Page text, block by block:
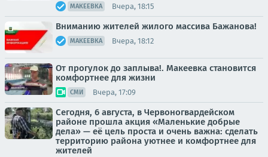
МАКЕЕВКА Вчера, 18:15
Вниманию жителей жилого массива Бажанова!
МАКЕЕВКА Вчера, 18:12
От прогулок до заплыва!. Макеевка становится
комфортнее для жизни
СМИ Вчера, 17:09
Сегодня, 6 августа, в Червоногвардейском
районе прошла акция «Маленькие добрые
дела» — её цель проста и очень важна: сделать
территорию района уютнее и комфортнее для
жителей